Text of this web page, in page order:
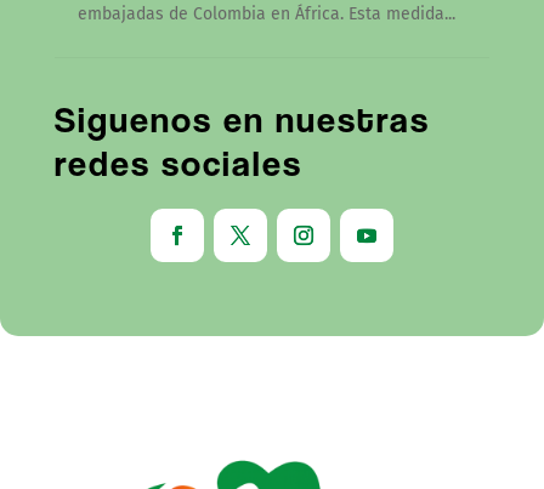
embajadas de Colombia en África. Esta medida...
Siguenos en nuestras
redes sociales